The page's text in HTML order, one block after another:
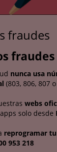
fraudes
fraudes
nunca usa
(803, 806, 807
webs
solo desde
reprogramar
953 218